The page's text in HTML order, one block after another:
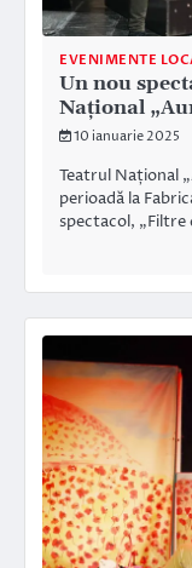
EVENIMENTE
Un nou
Național
10 ianuarie 2025
Teatrul Național
perioadă la
spectacol,